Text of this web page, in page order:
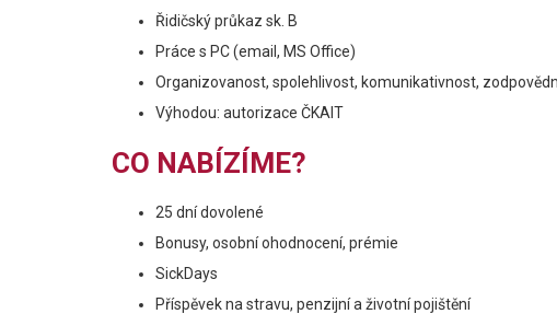
Řidičský průkaz sk. B
Práce s PC (email, MS Office)
Organizovanost, spolehlivost, komunikativnost,
Výhodou: autorizace ČKAIT
CO NABÍZÍME?
25 dní dovolené
Bonusy, osobní ohodnocení, prémie
SickDays
Příspěvek na stravu, penzijní a životní pojištění